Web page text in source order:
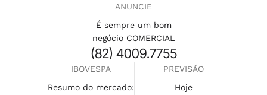
ANUNCIE
É sempre um bom
negócio COMERCIAL
(82) 4009.7755
IBOVESPA
Resumo do mercado:
PREVISÃO
Hoje